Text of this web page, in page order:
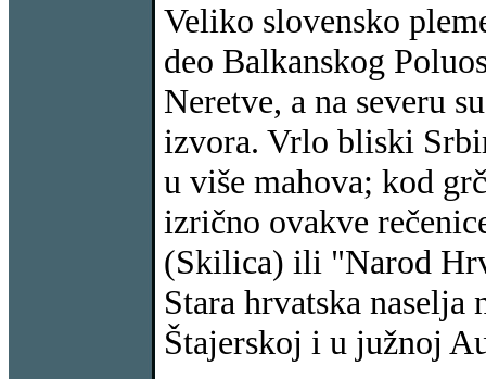
Veliko slovensko
deo Balkanskog
Neretve, a na severu
izvora. Vrlo bliski
u više mahova; kod
izrično ovakve
(Skilica) ili "Narod
Stara hrvatska
Štajerskoj i u južnoj